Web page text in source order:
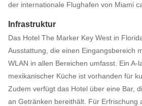
der internationale Flughafen von Miami
Infrastruktur
Das Hotel The Marker Key West in
Ausstattung, die einen Eingangsbereich
WLAN in allen Bereichen umfasst. Ein A-
mexikanischer Küche ist vorhanden für
Zudem verfügt das Hotel über eine Bar,
an Getränken bereithält. Für Erfrischung